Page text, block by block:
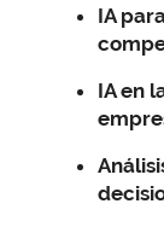
IA
IA en